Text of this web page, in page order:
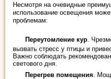
Несмотря на очевидные
использование освещения
проблемам:
Переутомление кур .
вызвать стресс у птицы и
Важно соблюдать
светового дня.
Перегрев помещения .